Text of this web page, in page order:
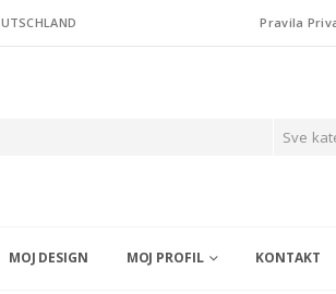
Pravila
Sve
MOJ DESIGN MOJ PROFIL KONTAKT